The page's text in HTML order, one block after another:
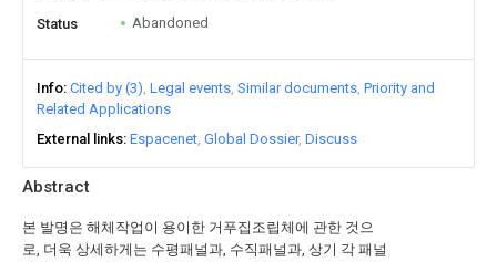
Abstract
본 발명은 해체작업이 용이한 거푸집조립체에 관한 것으
로, 더욱 상세하게는 수평패널과, 수직패널과, 상기 각 패널
Status Abandoned
Info Cited by (3) Legal events Similar documents Priority and
Related Applications
External links Espacenet Global Dossier Discuss